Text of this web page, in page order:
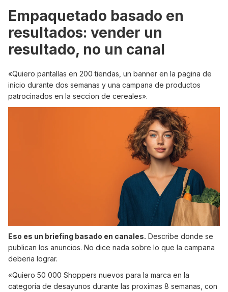
Empaquetado basado en
resultados: vender un
resultado, no un canal
«Quiero pantallas en 200 tiendas, un banner en la pagina de
inicio durante dos semanas y una campana de productos
patrocinados en la seccion de cereales».
Eso es un briefing basado en canales. Describe donde se
publican los anuncios. No dice nada sobre lo que la campana
deberia lograr.
«Quiero 50 000 Shoppers nuevos para la marca en la
categoria de desayunos durante las proximas 8 semanas, con